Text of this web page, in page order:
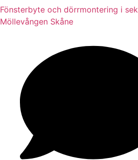
Fönsterbyte och dörrmontering i
Möllevången Skåne